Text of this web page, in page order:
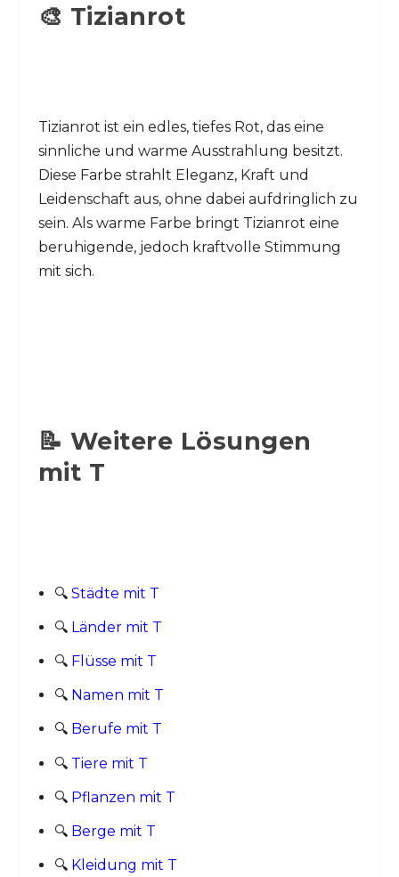
🎨 Tizianrot
Tizianrot ist ein edles, tiefes Rot, das eine
sinnliche und warme Ausstrahlung besitzt.
Diese Farbe strahlt Eleganz, Kraft und
Leidenschaft aus, ohne dabei aufdringlich zu
sein. Als warme Farbe bringt Tizianrot eine
beruhigende, jedoch kraftvolle Stimmung
mit sich.
📝 Weitere Lösungen
mit T
🔍 Städte mit T
🔍 Länder mit T
🔍 Flüsse mit T
🔍 Namen mit T
🔍 Berufe mit T
🔍 Tiere mit T
🔍 Pflanzen mit T
🔍 Berge mit T
🔍 Kleidung mit T